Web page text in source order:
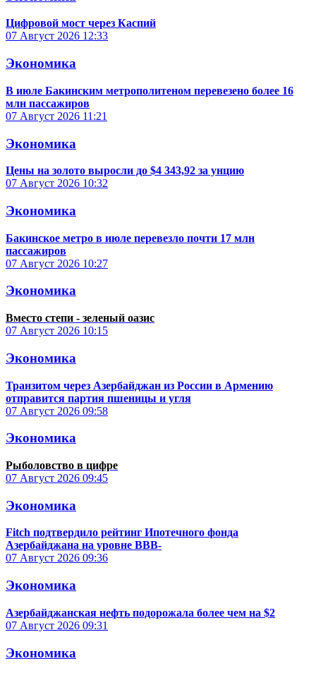
Цифровой мост через Каспий
07 Август 2026 12:33
Экономика
В июле Бакинским метрополитеном перевезено более 16
млн пассажиров
07 Август 2026 11:21
Экономика
Цены на золото выросли до $4 343,92 за унцию
07 Август 2026 10:32
Экономика
Бакинское метро в июле перевезло почти 17 млн
пассажиров
07 Август 2026 10:27
Экономика
Вместо степи - зеленый оазис
07 Август 2026 10:15
Экономика
Транзитом через Азербайджан из России в Армению
отправится партия пшеницы и угля
07 Август 2026 09:58
Экономика
Рыболовство в цифре
07 Август 2026 09:45
Экономика
Fitch подтвердило рейтинг Ипотечного фонда
Азербайджана на уровне BBB-
07 Август 2026 09:36
Экономика
Азербайджанская нефть подорожала более чем на $2
07 Август 2026 09:31
Экономика